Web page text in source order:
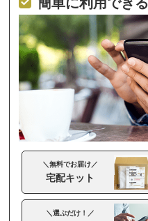
＼無料でお届け／
宅配キット
＼選ぶだけ！／